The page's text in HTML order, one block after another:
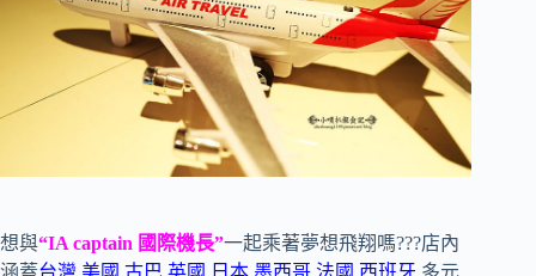
想與“IA captain 國際機長”一起乘著夢想飛翔嗎???店內
涵蓋台灣.美國.古巴.英國.日本.墨西哥.法國.西班牙 ,多元